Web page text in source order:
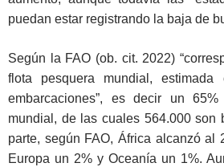
puedan estar registrando la baja de
Según la FAO (ob. cit. 2022)
flota pesquera mundial,
embarcaciones”, es decir un
mundial, de las cuales 564.000 son
parte, según FAO, África alcanzó al
Europa un 2% y Oceanía un 1%.